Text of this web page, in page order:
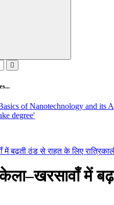
of Nanotechnology and its
degree'
में बढ़ती ठंड से राहत के लिए
में